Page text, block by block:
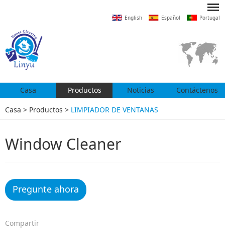
English Español Portugal
Casa Productos Noticias Contáctenos
Casa > Productos > LIMPIADOR DE VENTANAS
Window Cleaner
Pregunte ahora
Compartir